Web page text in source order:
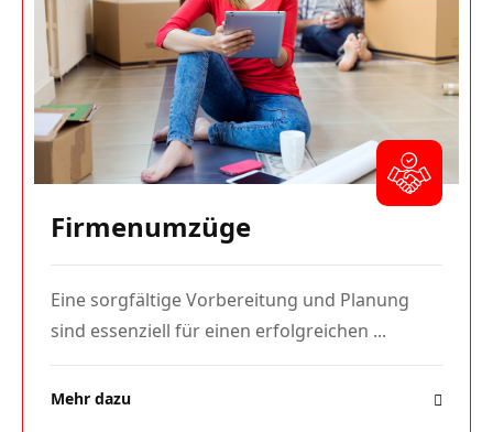
Firmenumzüge
Eine sorgfältige Vorbereitung und Planung
sind essenziell für einen erfolgreichen ...
Mehr dazu